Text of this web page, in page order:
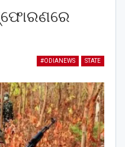
#ODIANEWS STATE